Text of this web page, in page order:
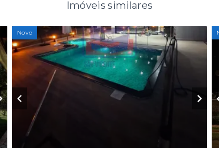
Imóveis similares
Novo